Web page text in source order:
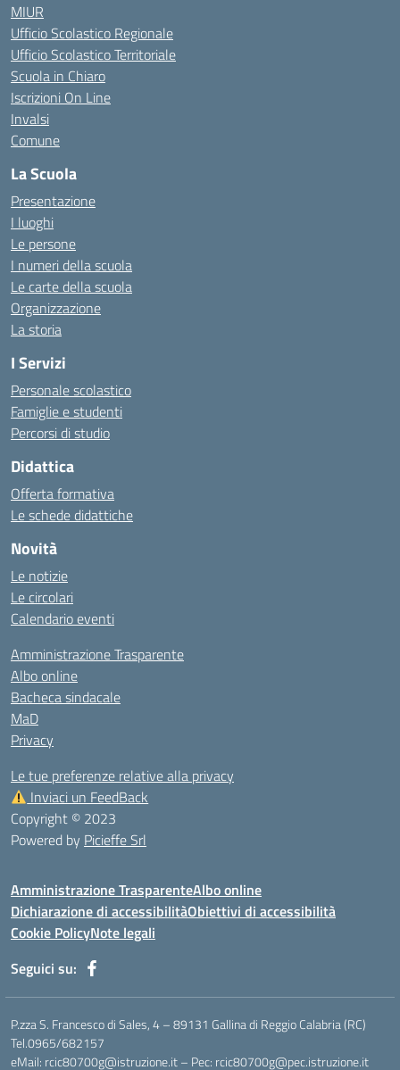
MIUR
Ufficio Scolastico Regionale
Ufficio Scolastico Territoriale
Scuola in Chiaro
Iscrizioni On Line
Invalsi
Comune
La Scuola
Presentazione
I luoghi
Le persone
I numeri della scuola
Le carte della scuola
Organizzazione
La storia
I Servizi
Personale scolastico
Famiglie e studenti
Percorsi di studio
Didattica
Offerta formativa
Le schede didattiche
Novità
Le notizie
Le circolari
Calendario eventi
Amministrazione Trasparente
Albo online
Bacheca sindacale
MaD
Privacy
Le tue preferenze relative alla privacy
Inviaci un FeedBack
Copyright © 2023
Powered by Picieffe Srl
Amministrazione TrasparenteAlbo online
Dichiarazione di accessibilitàObiettivi di accessibilità
Cookie PolicyNote legali
Seguici su:
P.zza S. Francesco di Sales, 4 – 89131 Gallina di Reggio Calabria (RC)
Tel.0965/682157
eMail: rcic80700g@istruzione.it – Pec: rcic80700g@pec.istruzione.it